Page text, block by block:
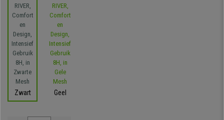
Zwart Geel